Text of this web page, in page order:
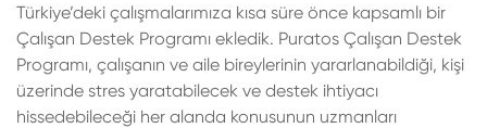
Türkiye’deki çalışmalarımıza kısa süre önce kapsamlı bir
Çalışan Destek Programı ekledik. Puratos Çalışan Destek
Programı, çalışanın ve aile bireylerinin yararlanabildiği, kişi
üzerinde stres yaratabilecek ve destek ihtiyacı
hissedebileceği her alanda konusunun uzmanları